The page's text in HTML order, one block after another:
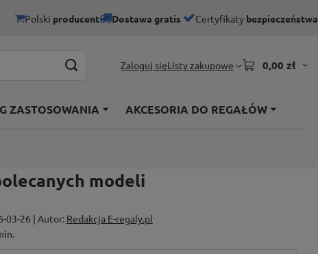
Polski producent Dostawa gratis Certyfikaty bezpieczeństwa
Zaloguj sięListy zakupowe 0,00 zł
ZASTOSOWANIA AKCESORIA DO REGAŁÓW
modeli
03-26 | Autor: Redakcja E-regaly.pl